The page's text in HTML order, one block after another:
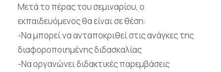
Μετά το πέρας του σεμιναρίου, ο
εκπαιδευόμενος θα είναι σε θέση:
-Να μπορεί να ανταποκριθεί στις ανάγκες της
διαφοροποιημένης διδασκαλίας
-Να οργανώνει διδακτικές παρεμβάσεις